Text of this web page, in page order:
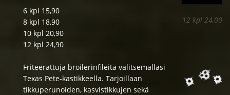
12 kpl 24,00
6 kpl 15,90
8 kpl 18,90
10 kpl 20,90
12 kpl 24,90
Friteerattuja broilerinfileitä valitsemallasi
Texas Pete-kastikkeella. Tarjoillaan
tikkuperunoiden, kasvistikkujen sekä